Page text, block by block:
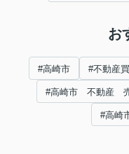
お
#高崎市 #不動産
#高崎市 不動産
#高崎